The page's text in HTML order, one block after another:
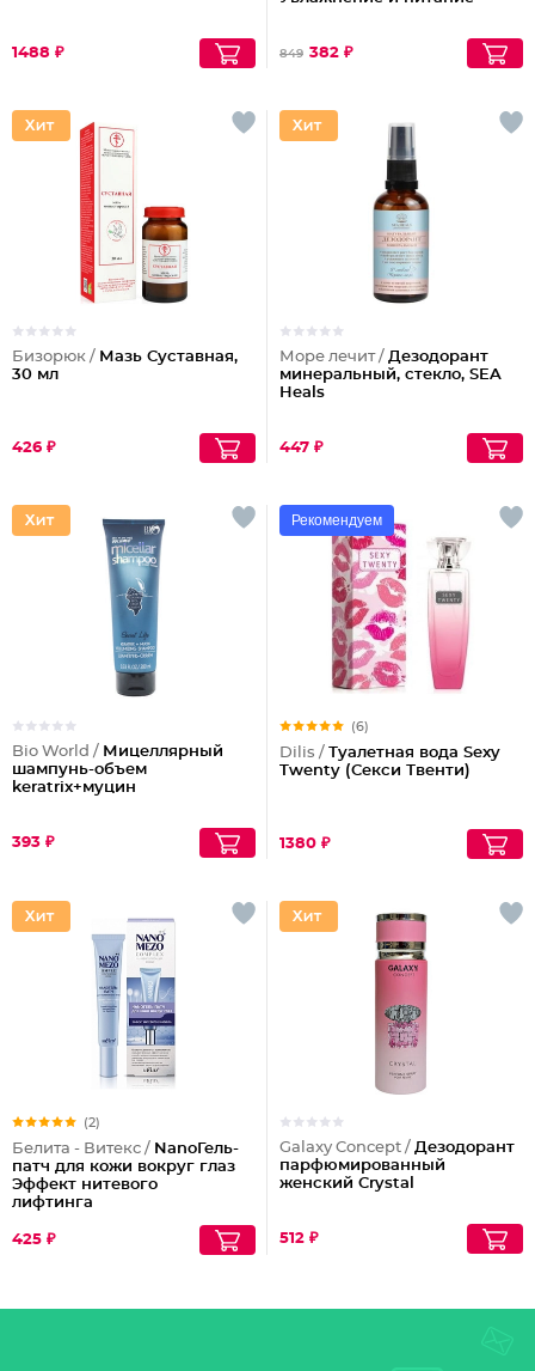
1488 ₽ 849 382 ₽
Бизорюк / Мазь Суставная,
30 мл
426 ₽
Море лечит / Дезодорант
минеральный, стекло, SEA
Heals
447 ₽
Bio World / Мицеллярный
шампунь-объем
keratrix+муцин
393 ₽
Рекомендуем
(6)
Dilis / Туалетная вода Sexy
Twenty (Секси Твенти)
1380 ₽
(2)
Белита - Витекс / NanoГель-
патч для кожи вокруг глаз
Эффект нитевого
лифтинга
425 ₽
Galaxy Concept / Дезодорант
парфюмированный
женский Crystal
512 ₽